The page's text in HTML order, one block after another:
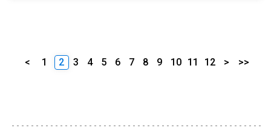
< 1 2 3 4 5 6 7 8 9 10 11 12 > >>